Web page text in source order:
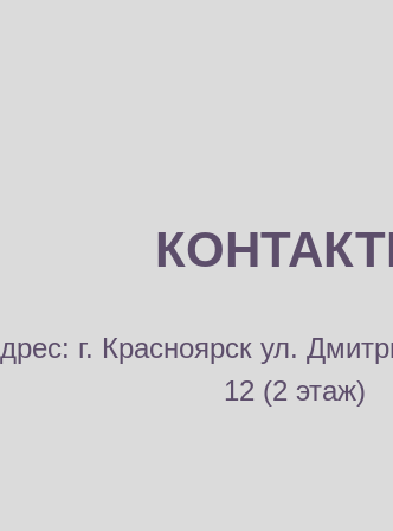
г. Красноярск ул.
12 (2 этаж)